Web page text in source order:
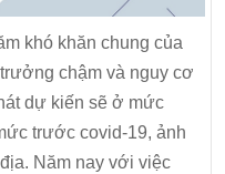
khó khăn chung của
chậm và nguy cơ
dự kiến sẽ ở mức
trước covid-19, ảnh
Năm nay với việc